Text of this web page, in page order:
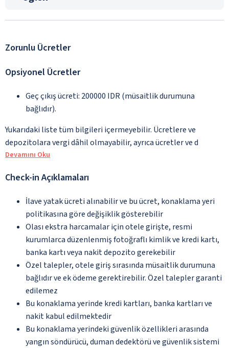
Zorunlu Ücretler
Opsiyonel Ücretler
Geç çıkış ücreti: 200000 IDR (müsaitlik durumuna
bağlıdır).
Yukarıdaki liste tüm bilgileri içermeyebilir. Ücretlere ve
depozitolara vergi dâhil olmayabilir, ayrıca ücretler ve d
Devamını Oku
Check-in Açıklamaları
İlave yatak ücreti alınabilir ve bu ücret, konaklama yeri
politikasına göre değişiklik gösterebilir
Olası ekstra harcamalar için otele girişte, resmi
kurumlarca düzenlenmiş fotoğraflı kimlik ve kredi kartı,
banka kartı veya nakit depozito gerekebilir
Özel talepler, otele giriş sırasında müsaitlik durumuna
bağlıdır ve ek ödeme gerektirebilir. Özel talepler garanti
edilemez
Bu konaklama yerinde kredi kartları, banka kartları ve
nakit kabul edilmektedir
Bu konaklama yerindeki güvenlik özellikleri arasında
yangın söndürücü, duman dedektörü ve güvenlik sistemi